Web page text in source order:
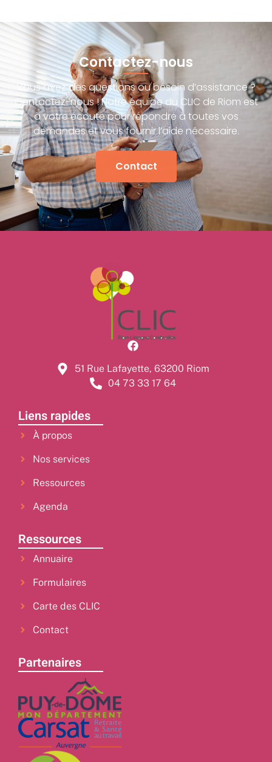
Contactez-nous
Vous avez des questions ou besoin d’assistance ?
Contactez-nous ! Notre équipe du CLIC de Riom est
à votre écoute pour répondre à toutes vos
demandes et vous fournir l’aide nécessaire.
Contact
51 Rue Lafayette, 63200 Riom
04 73 33 17 64
Liens rapides
À propos
Nos services
Ressources
Agenda
Ressources
Annuaire
Formulaires
Carte des CLIC
Contact
Partenaires